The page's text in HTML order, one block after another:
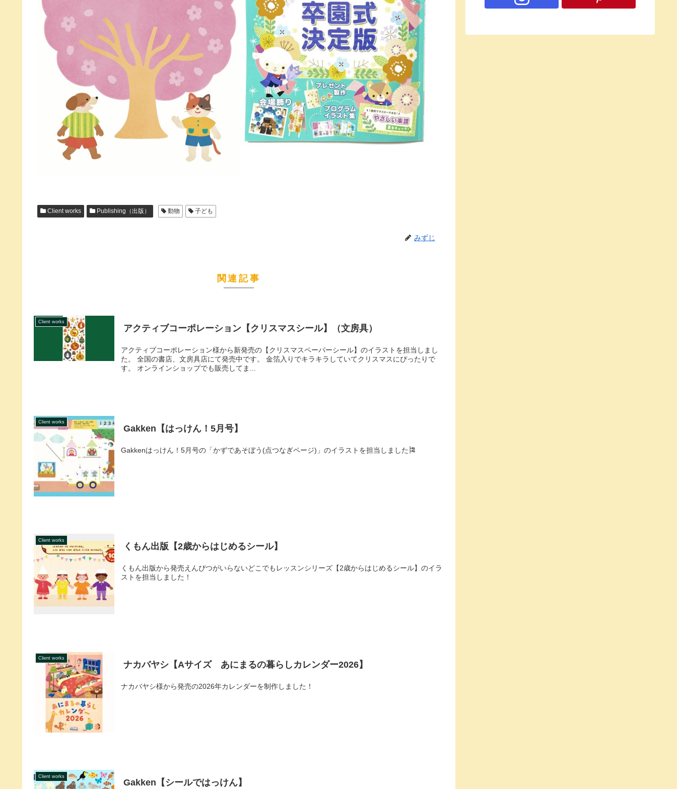
Client works Publishing（出版） 動物 子ども
みずじ
関連記事
Client works
アクティブコーポレーション【クリスマスシール】（文房具）
アクティブコーポレーション様から新発売の【クリスマスペーパーシール】のイラストを担当しまし
た。 全国の書店、文房具店にて発売中です。 金箔入りでキラキラしていてクリスマスにぴったりで
す。 オンラインショップでも販売してま...
Client works
Gakken【はっけん！5月号】
Gakkenはっけん！5月号の「かずであそぼう(点つなぎページ)」のイラストを担当しました🎏
Client works
くもん出版【2歳からはじめるシール】
くもん出版から発売えんぴつがいらないどこでもレッスンシリーズ【2歳からはじめるシール】のイラ
ストを担当しました！
Client works
ナカバヤシ【Aサイズ あにまるの暮らしカレンダー2026】
ナカバヤシ様から発売の2026年カレンダーを制作しました！
Client works
Gakken【シールではっけん】